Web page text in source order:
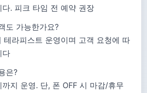
다. 피크 타임 전 예약 권장
도 가능한가요?
테라피스트 운영이며 고객 요청에 따
다
은?
지 운영. 단, 폰 OFF 시 마감/휴무